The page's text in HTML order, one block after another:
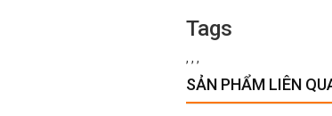
Tags
, , ,
SẢN PHẨM LIÊN